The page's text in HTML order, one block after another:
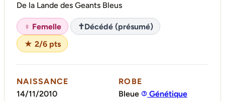
De la Lande des Geants Bleus
♀ Femelle ✝Décédé (présumé)
★ 2/6 pts
NAISSANCE
14/11/2010
ROBE
Bleue
Génétique